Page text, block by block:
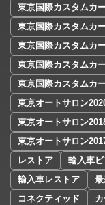
東京国際カスタムカ
東京国際カスタムカ
東京国際カスタムカ
東京国際カスタムカ
東京国際カスタムカ
東京オートサロン
東京オートサロン
東京オートサロン
レストア
輸入車
輸入車レストア
コネクティッド